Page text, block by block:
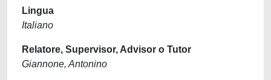
Lingua
Italiano
Relatore, Supervisor, Advisor o Tutor
Giannone, Antonino